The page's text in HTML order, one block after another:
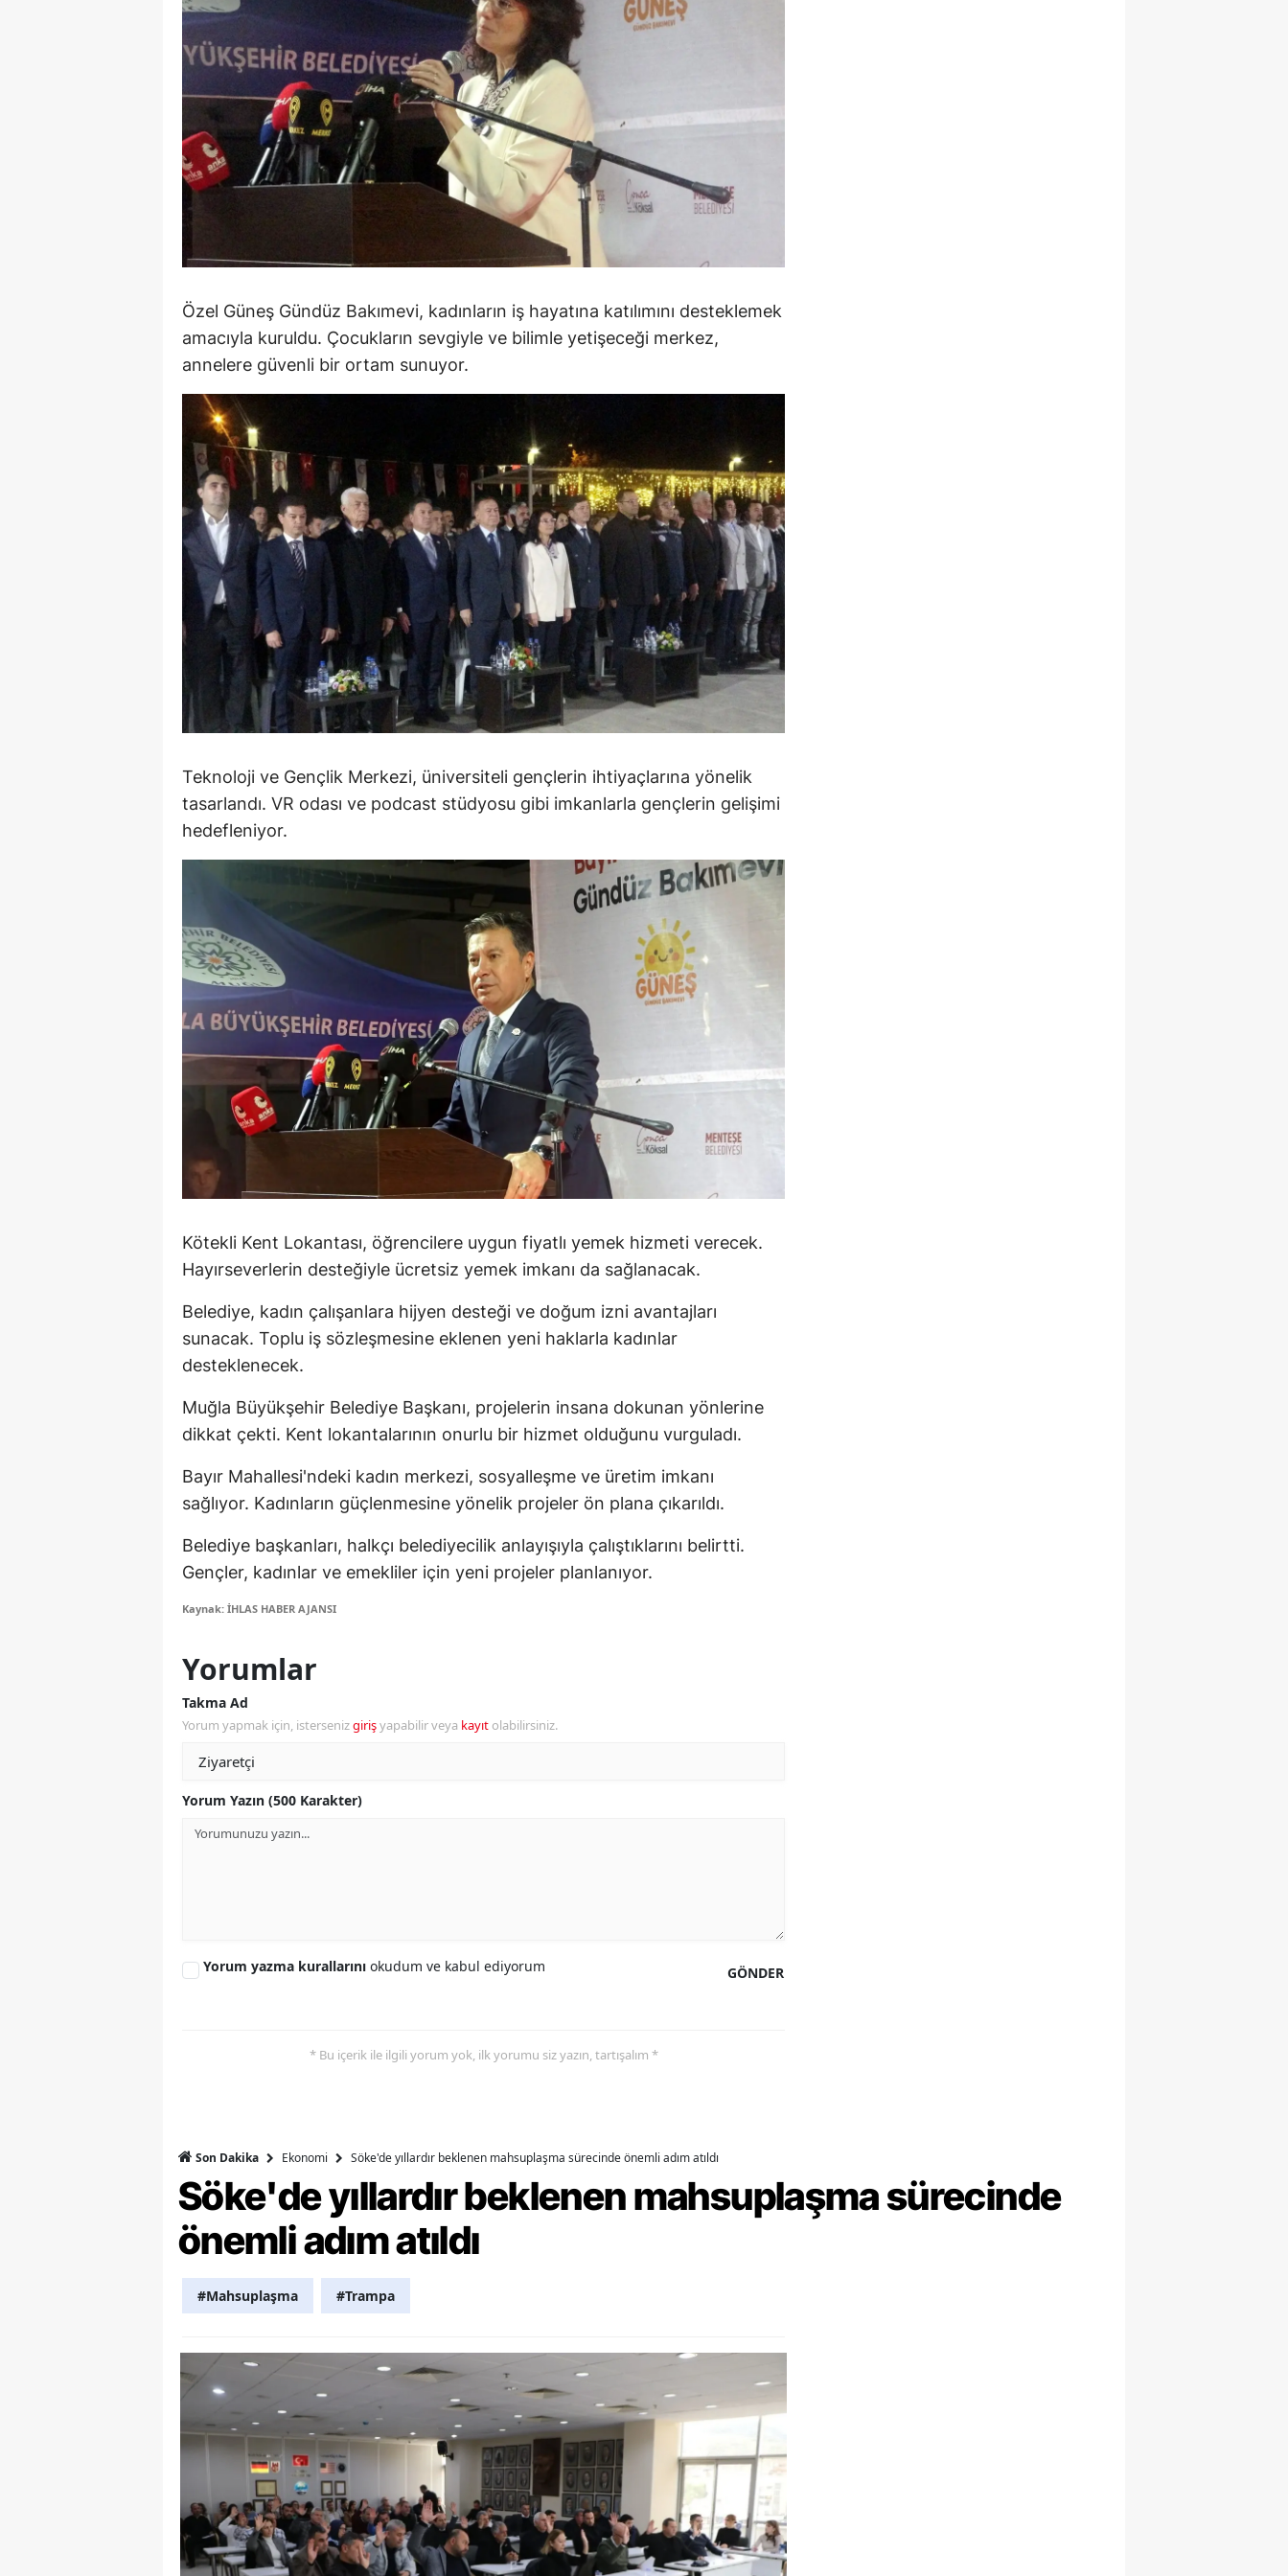
Elazığ
Erzincan
Erzurum
Eskişehir
Gaziantep
Giresun
Hakkari
Hatay
İstanbul
İzmir
Kars
Kastamonu
Kayseri
Kırklareli
Kırşehir
Kocaeli
Konya
Malatya
Manisa
Kahramanmaraş
Muğla
Nevşehir
Ordu
Rize
Sakarya
Samsun
Sinop
Sivas
Tekirdağ
Tokat
Trabzon
Bartın
Yalova
Karabük
Özel Güneş Gündüz Bakımevi, kadınların iş hayatına katılımını desteklemek
amacıyla kuruldu. Çocukların sevgiyle ve bilimle yetişeceği merkez,
annelere güvenli bir ortam sunuyor.
Teknoloji ve Gençlik Merkezi, üniversiteli gençlerin ihtiyaçlarına yönelik
tasarlandı. VR odası ve podcast stüdyosu gibi imkanlarla gençlerin gelişimi
hedefleniyor.
Kötekli Kent Lokantası, öğrencilere uygun fiyatlı yemek hizmeti verecek.
Hayırseverlerin desteğiyle ücretsiz yemek imkanı da sağlanacak.
Belediye, kadın çalışanlara hijyen desteği ve doğum izni avantajları
sunacak. Toplu iş sözleşmesine eklenen yeni haklarla kadınlar
desteklenecek.
Muğla Büyükşehir Belediye Başkanı, projelerin insana dokunan yönlerine
dikkat çekti. Kent lokantalarının onurlu bir hizmet olduğunu vurguladı.
Bayır Mahallesi'ndeki kadın merkezi, sosyalleşme ve üretim imkanı
sağlıyor. Kadınların güçlenmesine yönelik projeler ön plana çıkarıldı.
Belediye başkanları, halkçı belediyecilik anlayışıyla çalıştıklarını belirtti.
Gençler, kadınlar ve emekliler için yeni projeler planlanıyor.
Kaynak: İHLAS HABER AJANSI
Yorumlar
Takma Ad
Yorum yapmak için, istersenizgirişyapabilir veya kayıt olabilirsiniz.
Yorum Yazın (500 Karakter)
GÖNDER
Yorum yazma kurallarını okudum ve kabul ediyorum
* Bu içerik ile ilgili yorum yok, ilk yorumu siz yazın, tartışalım *
Son Dakika Ekonomi Söke'de yıllardır beklenen mahsuplaşma sürecinde önemli adım atıldı
Söke'de yıllardır beklenen mahsuplaşma sürecinde
önemli adım atıldı
#Mahsuplaşma #Trampa